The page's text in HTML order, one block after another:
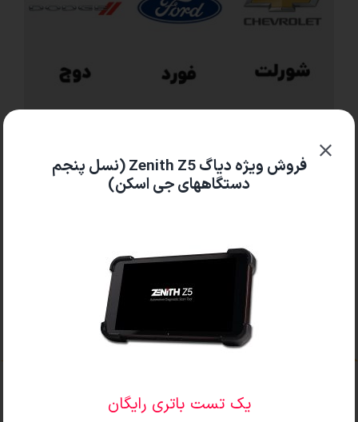
جهت دریافت کاتالوگ محصول و دریافت تخفیف
فروش ویژه دیاگ Zenith Z5 (نسل پنجم
دستگاههای جی اسکن)
یک تست باتری رایگان